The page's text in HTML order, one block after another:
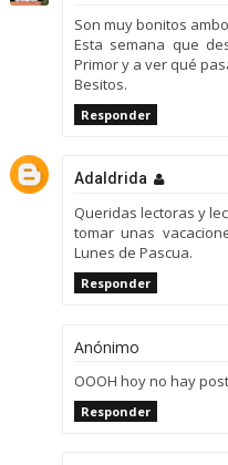
Son muy bonitos
Esta semana que
Primor y a ver qué
Besitos.
Responder
Adaldrida
Queridas lectoras y
tomar unas
Lunes de Pascua.
Responder
Anónimo
OOOH hoy no hay
Responder